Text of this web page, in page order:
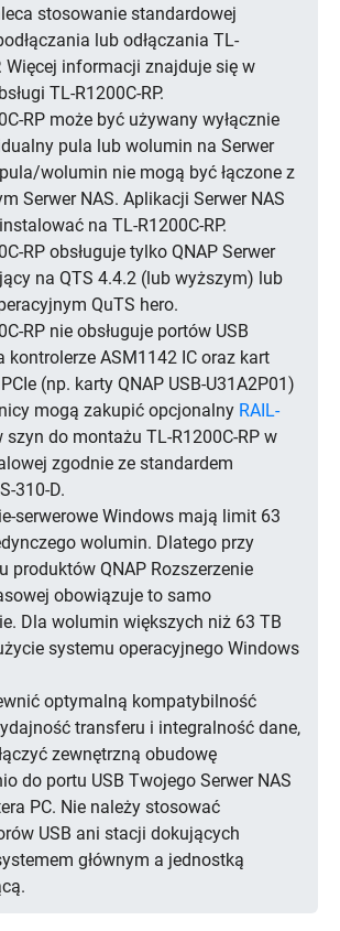
stosowanie standardowej
lub odłączania TL-
Więcej informacji znajduje się w
TL-R1200C-RP.
RP może być używany wyłącznie
pula lub wolumin na Serwer
wolumin nie mogą być łączone z
Serwer NAS. Aplikacji Serwer NAS
na TL-R1200C-RP.
RP obsługuje tylko QNAP Serwer
na QTS 4.4.2 (lub wyższym) lub
QuTS hero.
RP nie obsługuje portów USB
kontrolerze ASM1142 IC oraz kart
(np. karty QNAP USB-U31A2P01)
mogą zakupić opcjonalny RAIL-
szyn do montażu TL-R1200C-RP w
zgodnie ze standardem
310-D.
serwerowe Windows mają limit 63
wolumin. Dlatego przy
produktów QNAP Rozszerzenie
obowiązuje to samo
Dla wolumin większych niż 63 TB
systemu operacyjnego Windows
optymalną kompatybilność
transferu i integralność dane,
zewnętrzną obudowę
do portu USB Twojego Serwer NAS
PC. Nie należy stosować
USB ani stacji dokujących
głównym a jednostką